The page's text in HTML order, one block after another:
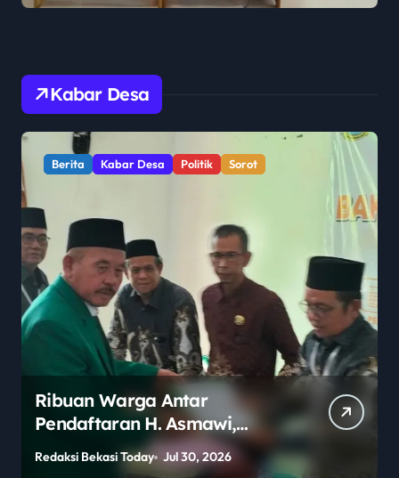
Kabar Desa
Berita Kabar Desa Politik Sorot
Ribuan Warga Antar
Pendaftaran H. Asmawi,
Dukungan Menggema:
“Lanjutkan!”
Redaksi Bekasi Today Jul 30, 2026